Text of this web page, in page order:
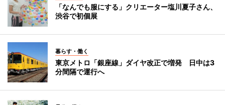
「なんでも服にする」クリエーター塩川夏子さん、
渋谷で初個展
暮らす・働く
東京メトロ「銀座線」ダイヤ改正で増発 日中は3
分間隔で運行へ